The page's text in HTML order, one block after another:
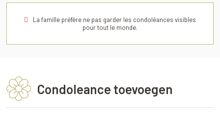
La famille préfère ne pas garder les condoléances visibles
pour tout le monde.
Condoleance toevoegen